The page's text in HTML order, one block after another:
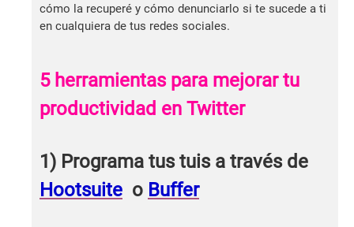
cómo la recuperé y cómo denunciarlo si te sucede a ti
en cualquiera de tus redes sociales.
5 herramientas para mejorar tu
productividad en Twitter
1) Programa tus tuis a través de
Hootsuite o Buffer